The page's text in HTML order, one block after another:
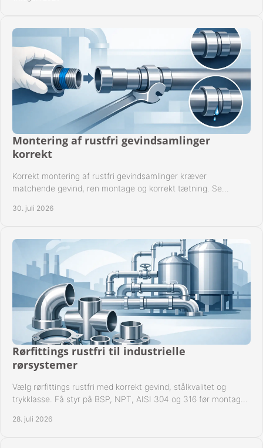
Montering af rustfri gevindsamlinger
korrekt
Korrekt montering af rustfri gevindsamlinger kræver
matchende gevind, ren montage og korrekt tætning. Se
30. juli 2026
Rørfittings rustfri til industrielle
rørsystemer
Vælg rørfittings rustfri med korrekt gevind, stålkvalitet og
trykklasse. Få styr på BSP, NPT, AISI 304 og 316 før montage
28. juli 2026